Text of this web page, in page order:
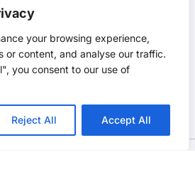
your browsing experience,
or content, and analyse our traffic.
you consent to our use of
Reject All Accept All
P3D